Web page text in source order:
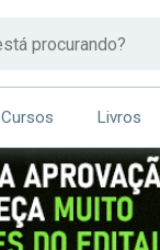
Cursos Livros